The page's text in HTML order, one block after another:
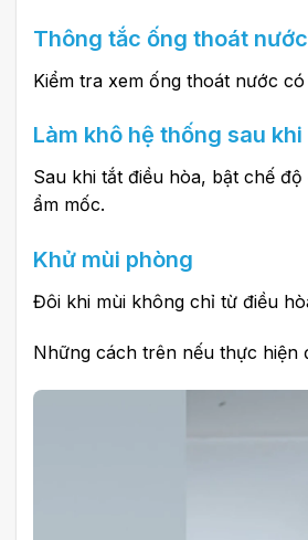
Thông tắc ống thoát nước
Kiểm tra xem ống thoát nước
Làm khô hệ thống sau
Sau khi tắt điều hòa, bật chế
ẩm mốc.
Khử mùi phòng
Đôi khi mùi không chỉ từ điều
Những cách trên nếu thực hiện